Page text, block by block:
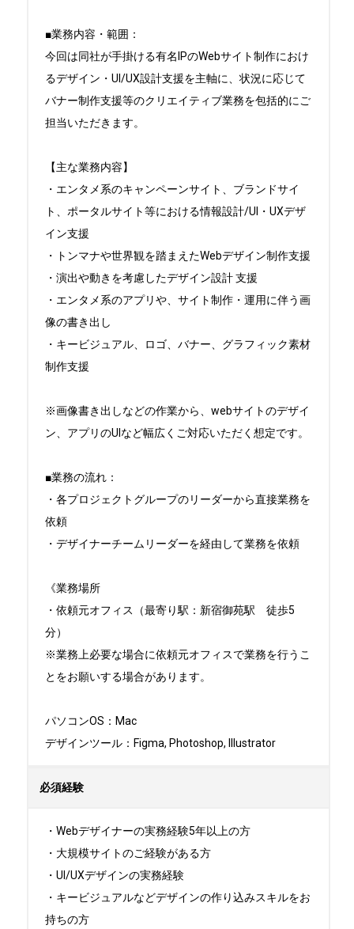
■業務内容・範囲：
今回は同社が手掛ける有名IPのWebサイト制作におけ
るデザイン・UI/UX設計支援を主軸に、状況に応じて
バナー制作支援等のクリエイティブ業務を包括的にご
担当いただきます。
【主な業務内容】
・エンタメ系のキャンペーンサイト、ブランドサイ
ト、ポータルサイト等における情報設計/UI・UXデザ
イン支援
・トンマナや世界観を踏まえたWebデザイン制作支援
・演出や動きを考慮したデザイン設計 支援
・エンタメ系のアプリや、サイト制作・運用に伴う画
像の書き出し
・キービジュアル、ロゴ、バナー、グラフィック素材
制作支援
※画像書き出しなどの作業から、webサイトのデザイ
ン、アプリのUIなど幅広くご対応いただく想定です。
■業務の流れ：
・各プロジェクトグループのリーダーから直接業務を
依頼
・デザイナーチームリーダーを経由して業務を依頼
《業務場所
・依頼元オフィス（最寄り駅：新宿御苑駅　徒歩5
分）
※業務上必要な場合に依頼元オフィスで業務を行うこ
とをお願いする場合があります。
パソコンOS：Mac
デザインツール：Figma, Photoshop, Illustrator
必須経験
・Webデザイナーの実務経験5年以上の方
・大規模サイトのご経験がある方
・UI/UXデザインの実務経験
・キービジュアルなどデザインの作り込みスキルをお
持ちの方